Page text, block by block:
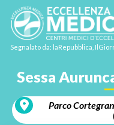
Segnalato da: laRepubblica,
Sessa
Parco